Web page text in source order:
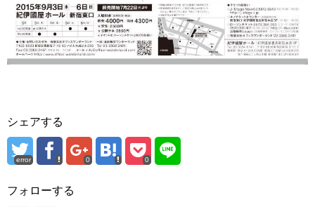
シェアする
error 0 0
フォローする